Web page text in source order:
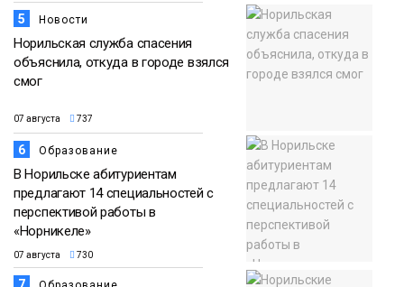
5 Новости
Норильская служба спасения
объяснила, откуда в городе взялся
смог
07 августа 737
6 Образование
В Норильске абитуриентам
предлагают 14 специальностей с
перспективой работы в
«Норникеле»
07 августа 730
7